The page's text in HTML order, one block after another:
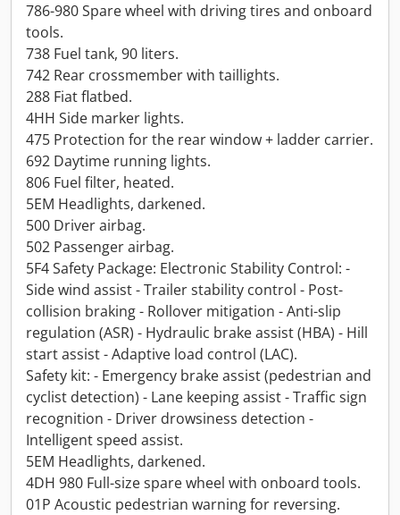
786-980 Spare wheel with driving tires and onboard
tools.
738 Fuel tank, 90 liters.
742 Rear crossmember with taillights.
288 Fiat flatbed.
4HH Side marker lights.
475 Protection for the rear window + ladder carrier.
692 Daytime running lights.
806 Fuel filter, heated.
5EM Headlights, darkened.
500 Driver airbag.
502 Passenger airbag.
5F4 Safety Package: Electronic Stability Control: -
Side wind assist - Trailer stability control - Post-
collision braking - Rollover mitigation - Anti-slip
regulation (ASR) - Hydraulic brake assist (HBA) - Hill
start assist - Adaptive load control (LAC).
Safety kit: - Emergency brake assist (pedestrian and
cyclist detection) - Lane keeping assist - Traffic sign
recognition - Driver drowsiness detection -
Intelligent speed assist.
5EM Headlights, darkened.
4DH 980 Full-size spare wheel with onboard tools.
01P Acoustic pedestrian warning for reversing.